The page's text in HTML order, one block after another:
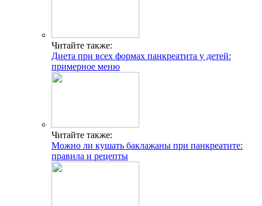
Читайте также:
Диета при всех формах панкреатита у детей:
примерное меню
Читайте также:
Можно ли кушать баклажаны при панкреатите:
правила и рецепты